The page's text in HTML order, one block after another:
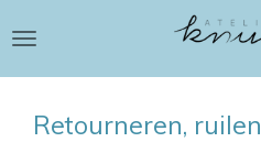
direct
naar
hoofdinhoud
Retourneren,